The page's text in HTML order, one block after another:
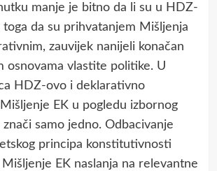
manje je bitno da li su u HDZ-
toga da su prihvatanjem Mišljenja
zauvijek nanijeli konačan
osnovama vlastite politike. U
HDZ-ovo i deklarativno
EK u pogledu izbornog
znači samo jedno. Odbacivanje
principa konstitutivnosti
EK naslanja na relevantne